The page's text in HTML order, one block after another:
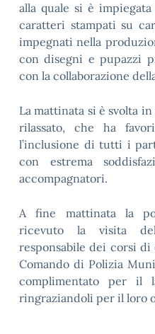
alla quale si è
caratteri stampati su
impegnati nella
con disegni e pupazzi
con la collaborazione
La mattinata si è svolta
rilassato, che ha
l’inclusione di tutti i
con estrema
accompagnatori.
A fine mattinata la
ricevuto la visita del
responsabile dei corsi di
Comando di Polizia
complimentato per il
ringraziandoli per il loro